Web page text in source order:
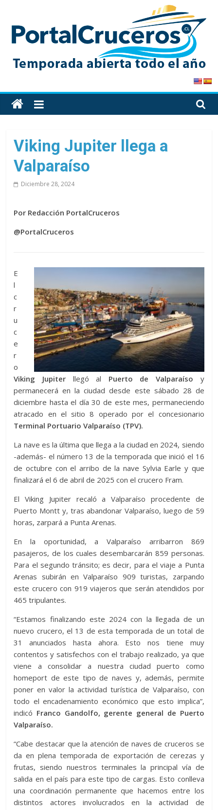
content
PortalCruceros
Toda
la
de
cruceros
en
solo
Viking Jupiter llega a
Valparaíso
Diciembre 28, 2024
Por Redacción PortalCruceros
@PortalCruceros
E
l
c
r
u
c
e
r
o
Viking Jupiter llegó al Puerto de Valparaíso y
permanecerá en la ciudad desde este sábado 28 de
diciembre hasta el día 30 de este mes, permaneciendo
atracado en el sitio 8 operado por el concesionario
Terminal Portuario Valparaíso (TPV).
La nave es la última que llega a la ciudad en 2024, siendo
-además- el número 13 de la temporada que inició el 16
de octubre con el arribo de la nave Sylvia Earle y que
finalizará el 6 de abril de 2025 con el crucero Fram.
El Viking Jupiter recaló a Valparaíso procedente de
Puerto Montt y, tras abandonar Valparaíso, luego de 59
horas, zarpará a Punta Arenas.
En la oportunidad, a Valparaíso arribarron 869
pasajeros, de los cuales desembarcarán 859 personas.
Para el segundo tránsito; es decir, para el viaje a Punta
Arenas subirán en Valparaíso 909 turistas, zarpando
este crucero con 919 viajeros que serán atendidos por
465 tripulantes.
“Estamos finalizando este 2024 con la llegada de un
nuevo crucero, el 13 de esta temporada de un total de
31 anunciados hasta ahora. Esto nos tiene muy
contentos y satisfechos con el trabajo realizado, ya que
viene a consolidar a nuestra ciudad puerto como
homeport de este tipo de naves y, además, permite
poner en valor la actividad turística de Valparaíso, con
todo el encadenamiento económico que esto implica”,
indicó Franco Gandolfo, gerente general de Puerto
Valparaíso.
“Cabe destacar que la atención de naves de cruceros se
da en plena temporada de exportación de cerezas y
frutas, siendo nuestros terminales la principal vía de
salida en el país para este tipo de cargas. Esto conlleva
una coordinación permanente que hacemos entre los
distintos actores involucrados en la actividad de